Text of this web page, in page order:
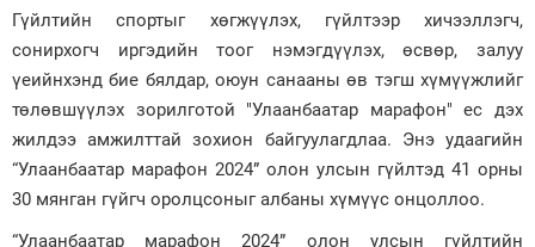
Зурхай
Гүйлтийн спортыг хөгжүүлэх, гүйлтээр хичээллэгч,
сонирхогч иргэдийн тоог нэмэгдүүлэх, өсвөр, залуу
үеийнхэнд бие бялдар, оюун санааны өв тэгш хүмүүжлийг
төлөвшүүлэх зорилготой "Улаанбаатар марафон" ес дэх
жилдээ амжилттай зохион байгуулагдлаа. Энэ удаагийн
“Улаанбаатар марафон 2024” олон улсын гүйлтэд 41 орны
30 мянган гүйгч оролцсоныг албаны хүмүүс онцоллоо.
“Улаанбаатар марафон 2024” олон улсын гүйлтийн